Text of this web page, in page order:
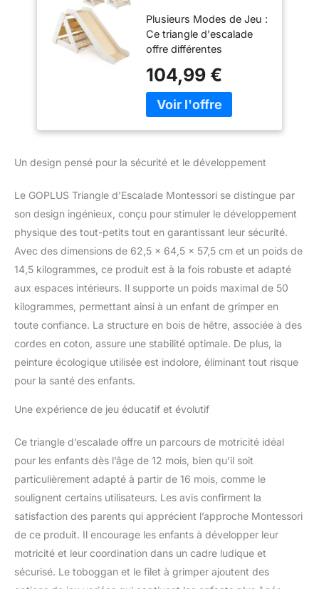
avec Filet à
Grimper, Planche et
Échelle,Pierres
avec Toboggan,
Charge 50KG,Aire
de Jeux Intérieur
pour Bébé 1 an+
(Naturel, Blanc)
Plusieurs Modes de Jeu :
Ce triangle d'escalade
offre différentes
multiples façons de
jouer. Le filet d'escalade,
l'échelle d'escalade et la
aux enfants. Le
également aux enfants
de prendre plaisir à
glisser. Matériaux de
triangle d'escalade pour
enfants est fabriqué avec
des cordes en coton, de
bois de hêtre massif et
de bois de bouleau. Ces
matériaux naturels
rendent le triangle
d'escalade très solide. La
écologiques, inodores et
enfants. Conception
triangulaire solide
empêche efficacement
l’échelle triangle
d’escalade de basculer
pendant que l'enfant
joue, assurant ainsi une
sécurité maximale pour
l'enfant. En outre, les vis
104,99 €
Un design pensé pour la sécurité et le développement
Le GOPLUS Triangle d’Escalade Montessori se distingue par
son design ingénieux, conçu pour stimuler le développement
physique des tout-petits tout en garantissant leur sécurité.
Avec des dimensions de 62,5 x 64,5 x 57,5 cm et un poids de
14,5 kilogrammes, ce produit est à la fois robuste et adapté
aux espaces intérieurs. Il supporte un poids maximal de 50
kilogrammes, permettant ainsi à un enfant de grimper en
toute confiance. La structure en bois de hêtre, associée à des
cordes en coton, assure une stabilité optimale. De plus, la
peinture écologique utilisée est indolore, éliminant tout risque
pour la santé des enfants.
Une expérience de jeu éducatif et évolutif
Ce triangle d’escalade offre un parcours de motricité idéal
pour les enfants dès l’âge de 12 mois, bien qu’il soit
particulièrement adapté à partir de 16 mois, comme le
soulignent certains utilisateurs. Les avis confirment la
satisfaction des parents qui apprécient l’approche Montessori
de ce produit. Il encourage les enfants à développer leur
motricité et leur coordination dans un cadre ludique et
sécurisé. Le toboggan et le filet à grimper ajoutent des